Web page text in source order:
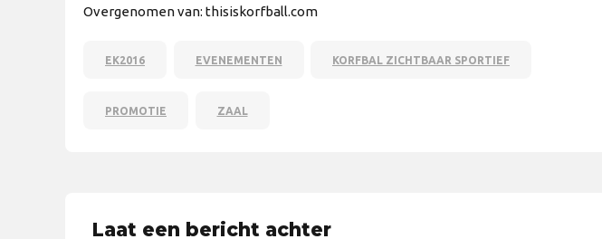
Overgenomen van: thisiskorfball.com
EK2016 EVENEMENTEN KORFBAL ZICHTBAAR SPORTIEF
PROMOTIE ZAAL
Laat een bericht achter